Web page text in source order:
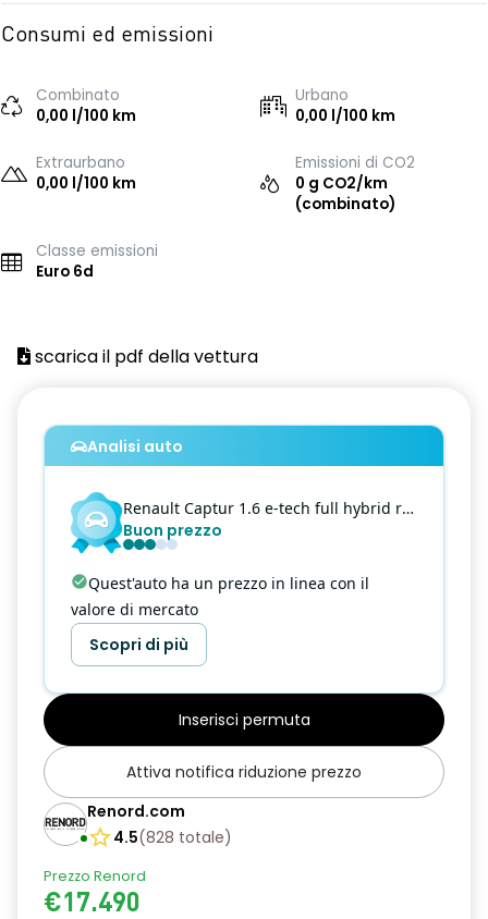
Consumi ed emissioni
Combinato
0,00 l/100 km
Urbano
0,00 l/100 km
Extraurbano
0,00 l/100 km
Emissioni di CO2
0 g CO2/km
(combinato)
Classe emissioni
Euro 6d
scarica il pdf della vettura
Analisi auto
Renault Captur 1.6 e-tech full hybrid rive gauche auto 145
Buon prezzo
Quest'auto ha un prezzo in linea con il
valore di mercato
Scopri di più
Inserisci permuta
Attiva notifica riduzione prezzo
Renord.com
4.5(828 totale)
Prezzo Renord
€17.490